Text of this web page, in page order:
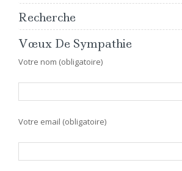
Recherche
Vœux De Sympathie
Votre nom (obligatoire)
Votre email (obligatoire)